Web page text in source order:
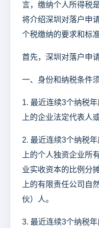
言，缴纳个人所得税
将介绍深圳对落户申
个税缴纳的要求和标准
首先，深圳对落户申
一、身份和纳税条件
1. 最近连续3个纳税
上的企业法定代表人
2. 最近连续3个纳税
上的个人独资企业所
业实收资本的比例分
上的有限责任公司自
伙）人。
3. 最近连续3个纳税